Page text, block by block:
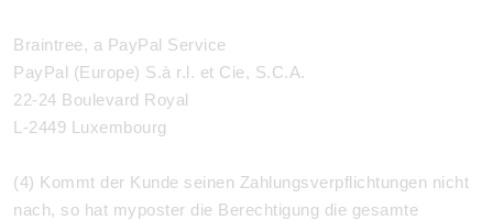
Braintree, a PayPal Service
PayPal (Europe) S.à r.l. et Cie, S.C.A.
22-24 Boulevard Royal
L-2449 Luxembourg
(4) Kommt der Kunde seinen Zahlungsverpflichtungen nicht
nach, so hat myposter die Berechtigung die gesamte